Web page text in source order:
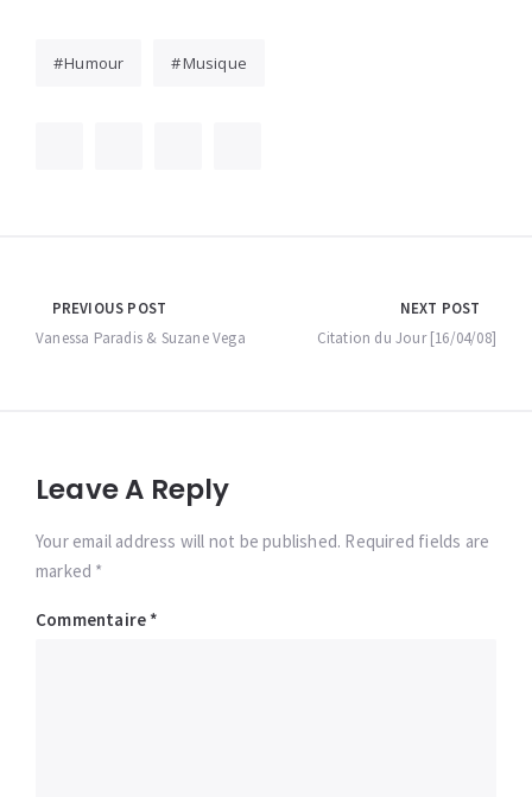
Humour Musique
Navigation
de
PREVIOUS POST
Vanessa Paradis & Suzane Vega
NEXT POST
Citation du Jour [16/04/08]
Leave A Reply
Your email address will not be published. Required fields are
marked *
Commentaire *